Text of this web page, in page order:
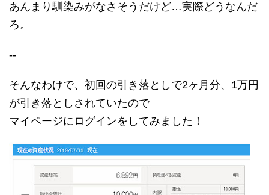
あんまり馴染みがなさそうだけど…実際どうなんだ
ろ。
--
そんなわけで、初回の引き落としで2ヶ月分、1万円
が引き落としされていたので
マイページにログインをしてみました！